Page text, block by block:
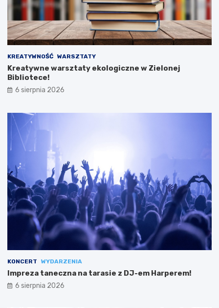
KREATYWNOŚĆ WARSZTATY
Kreatywne warsztaty ekologiczne w Zielonej
Bibliotece!
6 sierpnia 2026
KONCERT WYDARZENIA
Impreza taneczna na tarasie z DJ-em Harperem!
6 sierpnia 2026